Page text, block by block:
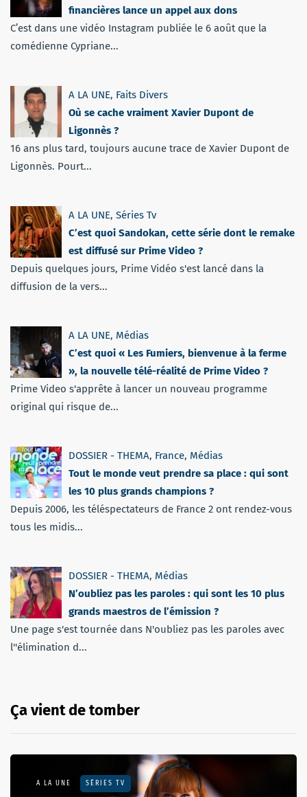
financières lance un appel aux dons
C’est dans une vidéo Instagram publiée le 6 août que la
comédienne Cypriane...
A LA UNE, Faits Divers
Où se cache vraiment Xavier Dupont de
Ligonnès ?
16 ans plus tard, toujours aucune trace de Xavier Dupont de
Ligonnès. Pourt...
A LA UNE, Séries Tv
C’est quoi Sandokan, cette série dont le remake
est diffusé sur Prime Video ?
Depuis quelques jours, Prime Vidéo s'est lancé dans la
diffusion de la vers...
A LA UNE, Médias
C’est quoi « Les Fumiers, bienvenue à la ferme
», la nouvelle télé-réalité de Prime Video ?
Prime Video s'apprête à lancer un nouveau programme
original qui risque de...
DOSSIER - THEMA, France, Médias
Tout le monde veut prendre sa place : qui sont
les 10 plus grands champions ?
Depuis 2006, les téléspectateurs de France 2 ont rendez-vous
tous les midis...
DOSSIER - THEMA, Médias
N’oubliez pas les paroles : qui sont les 10 plus
grands maestros de l’émission ?
Une page s'est tournée dans N'oubliez pas les paroles avec
l''élimination d...
Ça vient de tomber
A LA UNE SÉRIES TV